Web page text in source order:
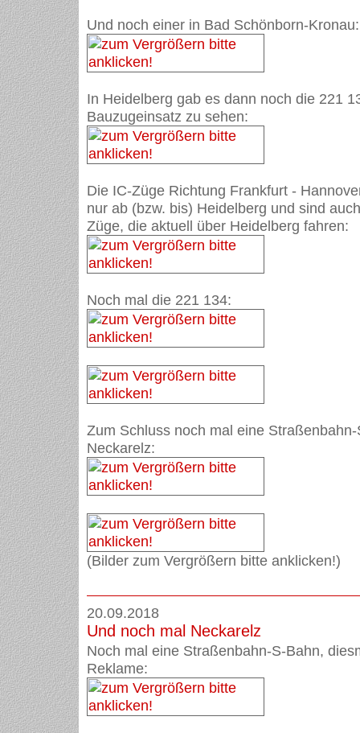
Und noch einer in Bad Schönborn-Kronau:
In Heidelberg gab es dann noch die 221
Bauzugeinsatz zu sehen:
Die IC-Züge Richtung Frankfurt -
nur ab (bzw. bis) Heidelberg und sind
Züge, die aktuell über Heidelberg fahren:
Noch mal die 221 134:
Zum Schluss noch mal eine
Neckarelz:
(Bilder zum Vergrößern bitte anklicken!)
20.09.2018
Und noch mal Neckarelz
Noch mal eine Straßenbahn-S-Bahn,
Reklame: